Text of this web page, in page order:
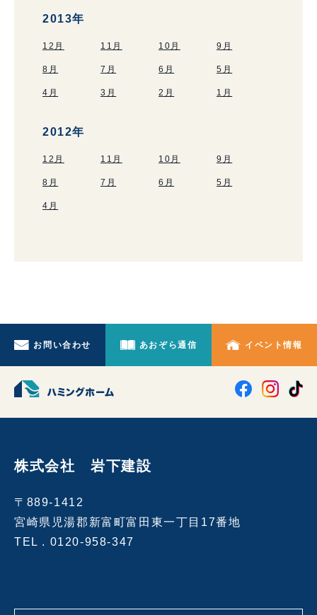
2013年
12月 11月 10月 9月
8月 7月 6月 5月
4月 3月 2月 1月
2012年
12月 11月 10月 9月
8月 7月 6月 5月
4月
お問い合わせ あおぞら通信 イベント情報
株式会社 岩下建設
〒889-1412
宮崎県児湯郡新富町富田東一丁目17番地
TEL . 0120-958-347